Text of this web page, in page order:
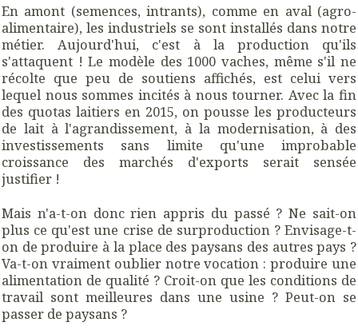
En amont (semences, intrants), comme en aval (agro-
alimentaire), les industriels se sont installés dans notre
métier. Aujourd'hui, c'est à la production qu'ils
s'attaquent ! Le modèle des 1000 vaches, même s'il ne
récolte que peu de soutiens affichés, est celui vers
lequel nous sommes incités à nous tourner. Avec la fin
des quotas laitiers en 2015, on pousse les producteurs
de lait à l'agrandissement, à la modernisation, à des
investissements sans limite qu'une improbable
croissance des marchés d'exports serait sensée
justifier !
Mais n'a-t-on donc rien appris du passé ? Ne sait-on
plus ce qu'est une crise de surproduction ? Envisage-t-
on de produire à la place des paysans des autres pays ?
Va-t-on vraiment oublier notre vocation : produire une
alimentation de qualité ? Croit-on que les conditions de
travail sont meilleures dans une usine ? Peut-on se
passer de paysans ?